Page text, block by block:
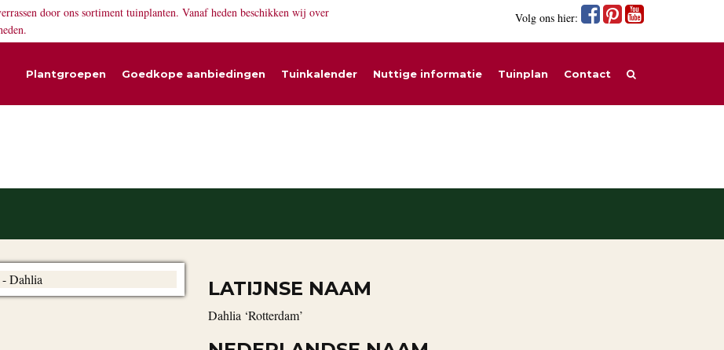
door ons sortiment tuinplanten. Vanaf heden beschikken wij over
Volg ons hier:
Plantgroepen Goedkope aanbiedingen Tuinkalender Nuttige informatie Tuinplan Contact
LATIJNSE NAAM
Dahlia ‘Rotterdam’